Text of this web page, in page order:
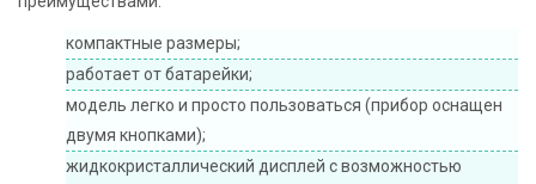
компактные размеры;
работает от батарейки;
модель легко и просто пользоваться (прибор оснащен
двумя кнопками);
жидкокристаллический дисплей с возможностью